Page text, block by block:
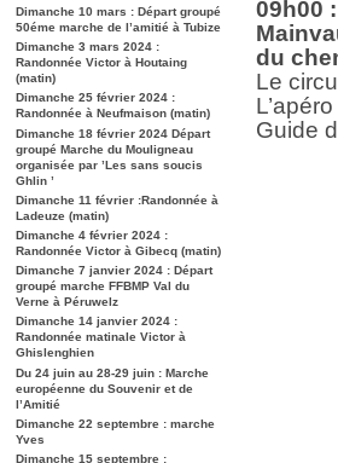
Dimanche 10 mars : Départ groupé
50éme marche de l’amitié à Tubize
Dimanche 3 mars 2024 :
Randonnée Victor à Houtaing
(matin)
Dimanche 25 février 2024 :
Randonnée à Neufmaison (matin)
Dimanche 18 février 2024 Départ
groupé Marche du Mouligneau
organisée par ’Les sans soucis
Ghlin ’
Dimanche 11 février :Randonnée à
Ladeuze (matin)
Dimanche 4 février 2024 :
Randonnée Victor à Gibecq (matin)
Dimanche 7 janvier 2024 : Départ
groupé marche FFBMP Val du
Verne à Péruwelz
Dimanche 14 janvier 2024 :
Randonnée matinale Victor à
Ghislenghien
Du 24 juin au 28-29 juin : Marche
européenne du Souvenir et de
l’Amitié
Dimanche 22 septembre : marche
Yves
Dimanche 15 septembre :
09h00
du
Le
Guide